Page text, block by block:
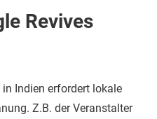
Revives
Indien erfordert lokale
Z.B. der Veranstalter